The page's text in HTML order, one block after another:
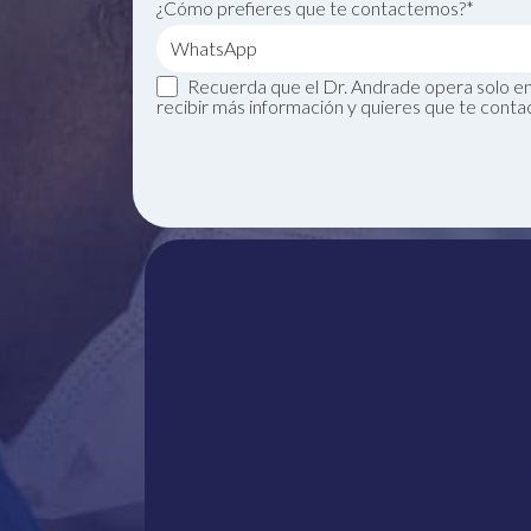
¿Cómo prefieres que te contactemos?*
Recuerda que el Dr. Andrade opera solo
recibir más información y quieres que te
Un